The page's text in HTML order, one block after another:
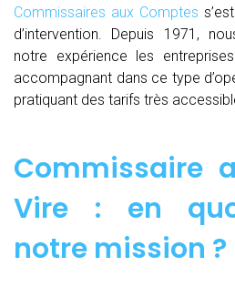
Commissaires aux Comptes
d’intervention. Depuis 1971,
notre expérience les
accompagnant dans ce type
pratiquant des tarifs très
Commissaire
Vire : en
notre mission ?